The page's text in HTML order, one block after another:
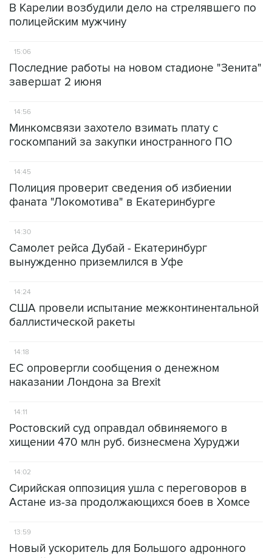
В Карелии возбудили дело на стрелявшего по
полицейским мужчину
15:06
Последние работы на новом стадионе "Зенита"
завершат 2 июня
14:56
Минкомсвязи захотело взимать плату с
госкомпаний за закупки иностранного ПО
14:45
Полиция проверит сведения об избиении
фаната "Локомотива" в Екатеринбурге
14:30
Самолет рейса Дубай - Екатеринбург
вынужденно приземлился в Уфе
14:24
США провели испытание межконтинентальной
баллистической ракеты
14:18
ЕС опровергли сообщения о денежном
наказании Лондона за Brexit
14:11
Ростовский суд оправдал обвиняемого в
хищении 470 млн руб. бизнесмена Хуруджи
14:02
Сирийская оппозиция ушла с переговоров в
Астане из-за продолжающихся боев в Хомсе
13:59
Новый ускоритель для Большого адронного